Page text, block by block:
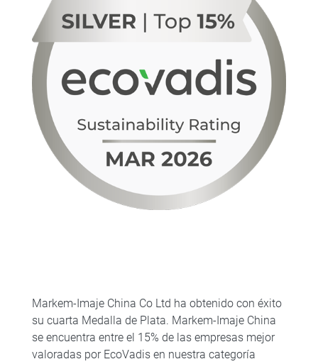
Markem-Imaje China Co Ltd ha obtenido con éxito
su cuarta Medalla de Plata. Markem-Imaje China
se encuentra entre el 15% de las empresas mejor
valoradas por EcoVadis en nuestra categoría